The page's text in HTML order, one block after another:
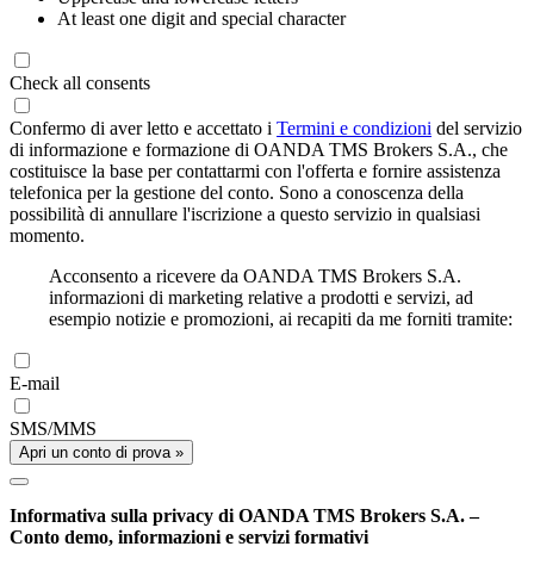
At least one digit and special character
Check all consents
Confermo di aver letto e accettato i Termini e condizioni del servizio
di informazione e formazione di OANDA TMS Brokers S.A., che
costituisce la base per contattarmi con l'offerta e fornire assistenza
telefonica per la gestione del conto. Sono a conoscenza della
possibilità di annullare l'iscrizione a questo servizio in qualsiasi
momento.
Acconsento a ricevere da OANDA TMS Brokers S.A.
informazioni di marketing relative a prodotti e servizi, ad
esempio notizie e promozioni, ai recapiti da me forniti tramite:
E-mail
SMS/MMS
Apri un conto di prova »
Informativa sulla privacy di OANDA TMS Brokers S.A. –
Conto demo, informazioni e servizi formativi